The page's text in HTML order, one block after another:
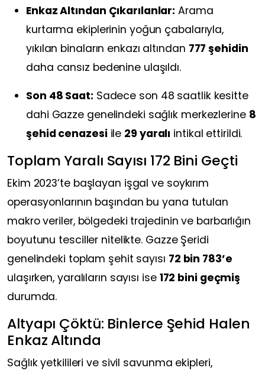
Enkaz Altından Çıkarılanlar: Arama
kurtarma ekiplerinin yoğun çabalarıyla,
yıkılan binaların enkazı altından 777 şehidin
daha cansız bedenine ulaşıldı.
Son 48 Saat: Sadece son 48 saatlik kesitte
dahi Gazze genelindeki sağlık merkezlerine 8
şehid cenazesi ile 29 yaralı intikal ettirildi.
Toplam Yaralı Sayısı 172 Bini Geçti
Ekim 2023’te başlayan işgal ve soykırım
operasyonlarının başından bu yana tutulan
makro veriler, bölgedeki trajedinin ve barbarlığın
boyutunu tesciller nitelikte. Gazze Şeridi
genelindeki toplam şehit sayısı 72 bin 783’e
ulaşırken, yaralıların sayısı ise 172 bini geçmiş
durumda.
Altyapı Çöktü: Binlerce Şehid Halen
Enkaz Altında
Sağlık yetkilileri ve sivil savunma ekipleri,